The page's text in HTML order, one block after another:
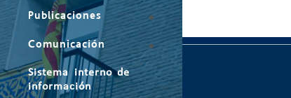
Publicaciones
Comunicación
Sistema interno de
información